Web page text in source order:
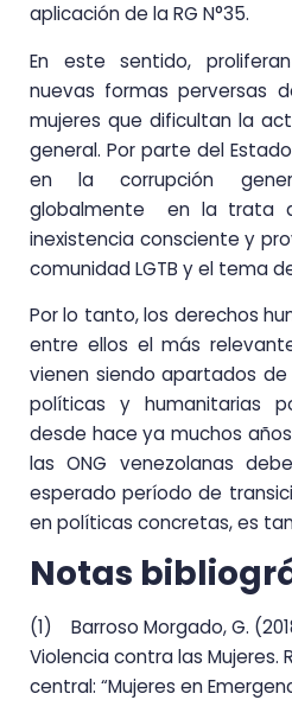
aplicación de la RG N°35.
En este sentido,
nuevas formas perversas
mujeres que dificultan la
general. Por parte del
en la corrupción
globalmente en la trata
inexistencia consciente y
comunidad LGTB y el tema
Por lo tanto, los derechos
entre ellos el más
vienen siendo apartados de
políticas y humanitarias
desde hace ya muchos
las ONG venezolanas
esperado período de
en políticas concretas, es
Notas
(1) Barroso Morgado, G.
Violencia contra las Mujeres.
central: “Mujeres en